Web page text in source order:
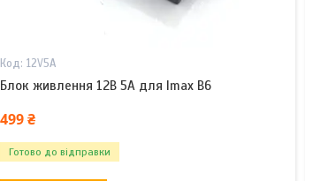
12V5A
Блок живлення 12В 5А для Imax B6
499 ₴
Готово до відправки